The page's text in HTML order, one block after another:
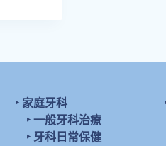
‣ 家庭牙科
‣ 一般牙科治療
‣ 牙科日常保健